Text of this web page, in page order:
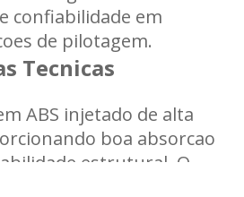
confiabilidade em
de pilotagem.
Tecnicas
ABS injetado de alta
boa absorcao
estrutural. O